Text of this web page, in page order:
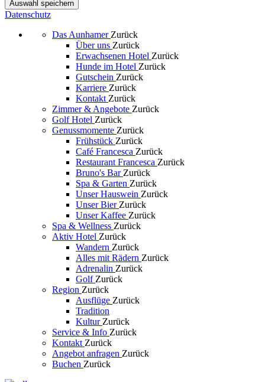
Auswahl speichern
Datenschutz
Das Aunhamer Zurück
Über uns Zurück
Erwachsenen Hotel Zurück
Hunde im Hotel Zurück
Gutschein Zurück
Karriere Zurück
Kontakt Zurück
Zimmer & Angebote Zurück
Golf Hotel Zurück
Genussmomente Zurück
Frühstück Zurück
Café Francesca Zurück
Restaurant Francesca Zurück
Bruno's Bar Zurück
Spa & Garten Zurück
Unser Hauswein Zurück
Unser Bier Zurück
Unser Kaffee Zurück
Spa & Wellness Zurück
Aktiv Hotel Zurück
Wandern Zurück
Alles mit Rädern Zurück
Adrenalin Zurück
Golf Zurück
Region Zurück
Ausflüge Zurück
Tradition
Kultur Zurück
Service & Info Zurück
Kontakt Zurück
Angebot anfragen Zurück
Buchen Zurück